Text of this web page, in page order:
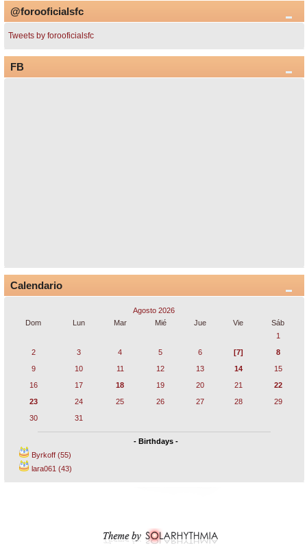
@forooficialsfc
Tweets by forooficialsfc
FB
Calendario
Agosto 2026
Dom
Lun Mar Mié Jue Vie
Sáb
1
2
3 4 5 6 [7]
8
9
10 11 12 13 14
15
16
17 18 19 20 21
22
23
24 25 26 27 28
29
30
31
- Birthdays -
Byrkoff (55)
lara061 (43)